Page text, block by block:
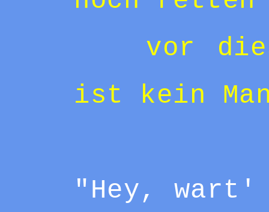
vor
ist kein
"Hey,